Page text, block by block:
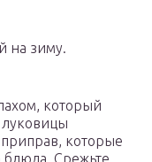
на зиму.
который
луковицы
которые
блюда. Срежьте